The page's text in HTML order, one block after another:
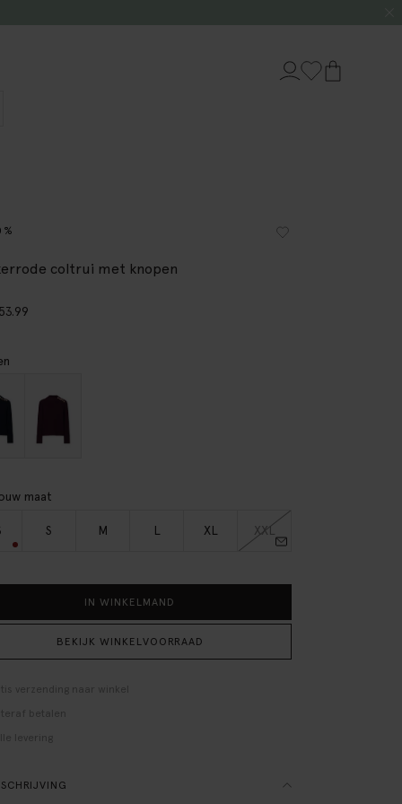
coltrui met knopen
53.99
maat
S M L XL XXL
IN WINKELMAND
BEKIJK WINKELVOORRAAD
verzending naar winkel
betalen
levering